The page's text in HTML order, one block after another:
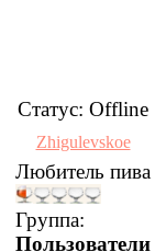
Статус: Offline
Zhigulevskoe
Любитель пива
Группа:
Пользователи